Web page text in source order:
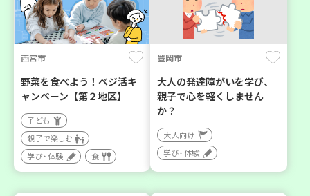
西宮市
野菜を食べよう！ベジ活キ
ャンペーン【第２地区】
子ども
親子で楽しむ
学び・体験
食
豊岡市
大人の発達障がいを学び、
親子で心を軽くしません
か？
大人向け
学び・体験